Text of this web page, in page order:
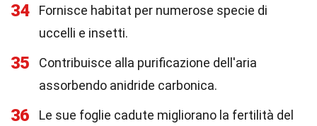
34
Fornisce habitat per numerose specie di
uccelli e insetti.
35
Contribuisce alla purificazione dell'aria
assorbendo anidride carbonica.
36
Le sue foglie cadute migliorano la fertilità del